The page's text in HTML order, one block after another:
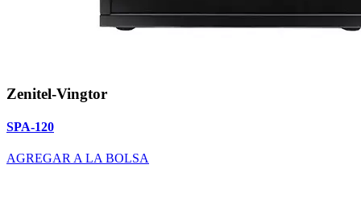
Zenitel-Vingtor
SPA-120
AGREGAR A LA BOLSA